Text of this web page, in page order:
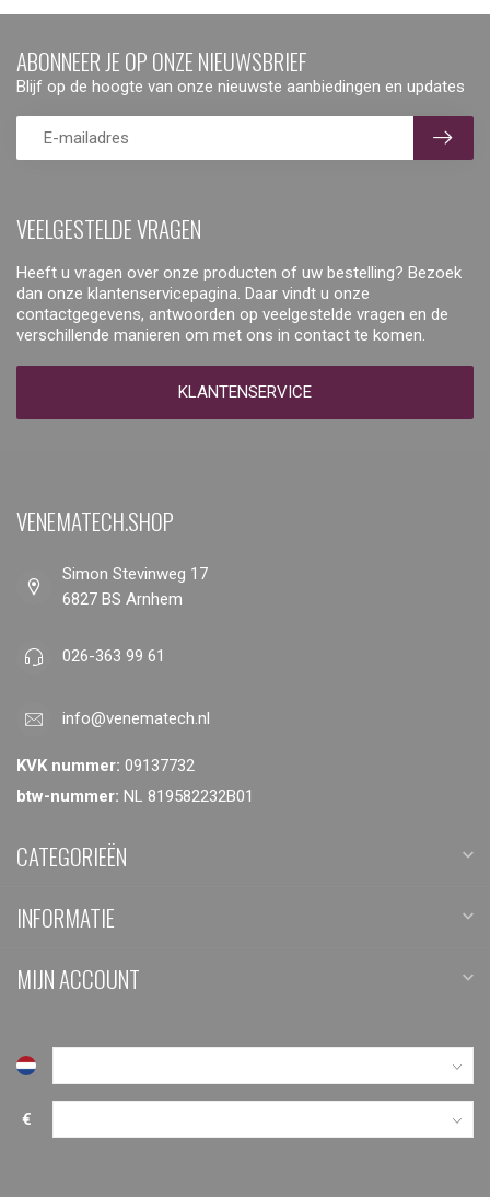
VEELGESTELDE VRAGEN
Heeft u vragen over onze producten of uw bestelling? Bezoek
dan onze klantenservicepagina. Daar vindt u onze
contactgegevens, antwoorden op veelgestelde vragen en de
verschillende manieren om met ons in contact te komen.
KLANTENSERVICE
ABONNEER JE OP ONZE NIEUWSBRIEF
Blijf op de hoogte van onze nieuwste aanbiedingen en updates
VENEMATECH.SHOP
Simon Stevinweg 17
6827 BS Arnhem
026-363 99 61
info@venematech.nl
KVK nummer: 09137732
btw-nummer: NL 819582232B01
CATEGORIEËN
INFORMATIE
MIJN ACCOUNT
€